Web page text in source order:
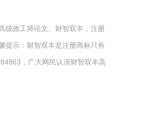
级政工师论文。财智双丰，注册
提示：财智双丰是注册商标只有
，广大网民认清财智双丰高